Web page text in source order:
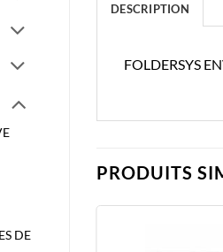
DE
DESCRIPTION
FOLDERSYS
PRODUITS